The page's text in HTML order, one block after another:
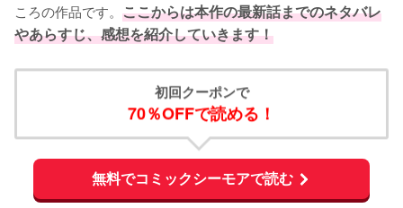
ころの作品です。 ここからは本作の最新話までのネタバレ
やあらすじ、感想を紹介していきます！
初回クーポンで
70％OFFで読める！
無料でコミックシーモアで読む